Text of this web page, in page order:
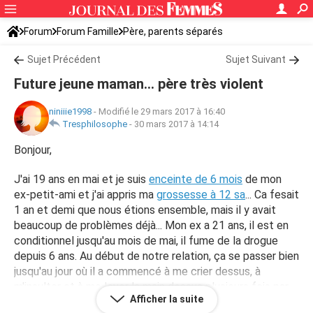
Forum Forum Famille Père, parents séparés
Sujet Précédent Sujet Suivant
Future jeune maman... père très violent
niniiie1998 - Modifié le 29 mars 2017 à 16:40
Tresphilosophe - 30 mars 2017 à 14:14
Bonjour,
J'ai 19 ans en mai et je suis enceinte de 6 mois de mon
ex-petit-ami et j'ai appris ma grossesse à 12 sa... Ca fesait
1 an et demi que nous étions ensemble, mais il y avait
beaucoup de problèmes déjà... Mon ex a 21 ans, il est en
conditionnel jusqu'au mois de mai, il fume de la drogue
depuis 6 ans. Au début de notre relation, ça se passer bien
jusqu'au jour où il a commencé à me crier dessus, à
m'insulter et à me lever la main dessus plusieurs fois par
jour. Au début, je disais rien, je pleurais, mais j'en parlais pas
Afficher la suite